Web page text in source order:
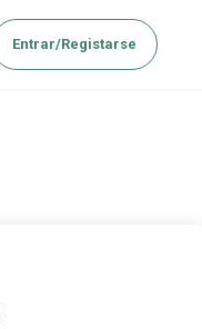
Entrar/Registarse